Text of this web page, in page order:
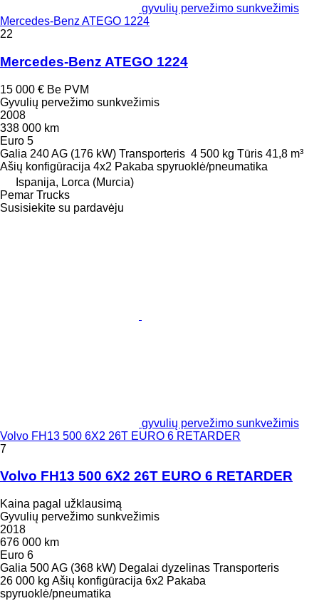
gyvulių pervežimo sunkvežimis
Mercedes-Benz ATEGO 1224
22
Mercedes-Benz ATEGO 1224
15 000 € Be PVM
Gyvulių pervežimo sunkvežimis
2008
338 000 km
Euro 5
Galia 240 AG (176 kW) Transporteris 4 500 kg Tūris 41,8 m³
Ašių konfigūracija 4x2 Pakaba spyruoklė/pneumatika
Ispanija, Lorca (Murcia)
Pemar Trucks
Susisiekite su pardavėju
gyvulių pervežimo sunkvežimis
Volvo FH13 500 6X2 26T EURO 6 RETARDER
7
Volvo FH13 500 6X2 26T EURO 6 RETARDER
Kaina pagal užklausimą
Gyvulių pervežimo sunkvežimis
2018
676 000 km
Euro 6
Galia 500 AG (368 kW) Degalai dyzelinas Transporteris
26 000 kg Ašių konfigūracija 6x2 Pakaba
spyruoklė/pneumatika